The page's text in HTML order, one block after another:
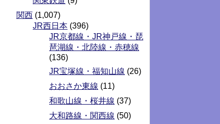
関西 (1,007)
JR西日本 (396)
JR京都線・JR神戸線・琵
琶湖線・北陸線・赤穂線
(136)
JR宝塚線・福知山線 (26)
おおさか東線 (11)
和歌山線・桜井線 (37)
大和路線・関西線 (50)